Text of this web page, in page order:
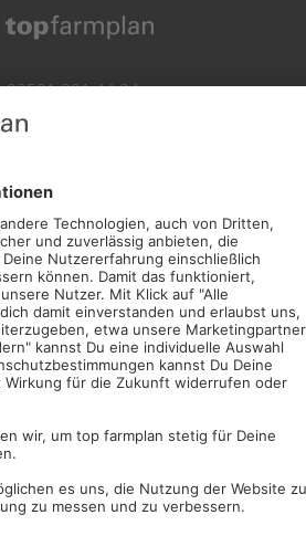
02501 801 44 84
auf dem Laufenden!
Tipps und hilfreiche Anleitungen!
Dein Agrarbüro -
und bequem!